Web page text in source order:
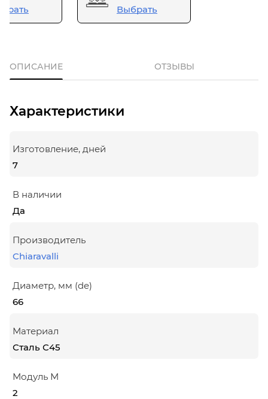
Выбрать
ОПИСАНИЕ ОТЗЫВЫ
Характеристики
Изготовление, дней
7
В наличии
Да
Производитель
Chiaravalli
Диаметр, мм (de)
66
Материал
Сталь С45
Модуль М
2